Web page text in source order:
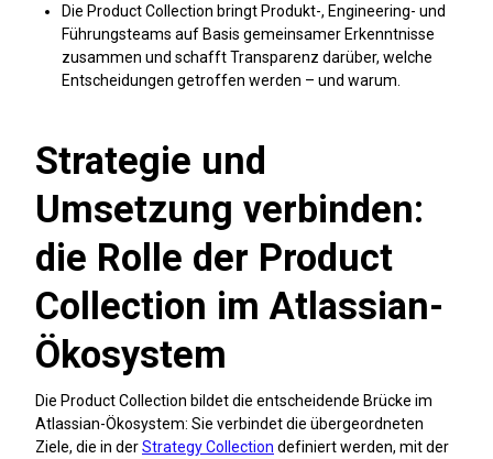
Die Product Collection bringt Produkt-, Engineering- und
Führungsteams auf Basis gemeinsamer Erkenntnisse
zusammen und schafft Transparenz darüber, welche
Entscheidungen getroffen werden – und warum.
Strategie und
Umsetzung verbinden:
die Rolle der Product
Collection im Atlassian-
Ökosystem
Die Product Collection bildet die entscheidende Brücke im
Atlassian-Ökosystem: Sie verbindet die übergeordneten
Ziele, die in derStrategy Collection definiert werden, mit der